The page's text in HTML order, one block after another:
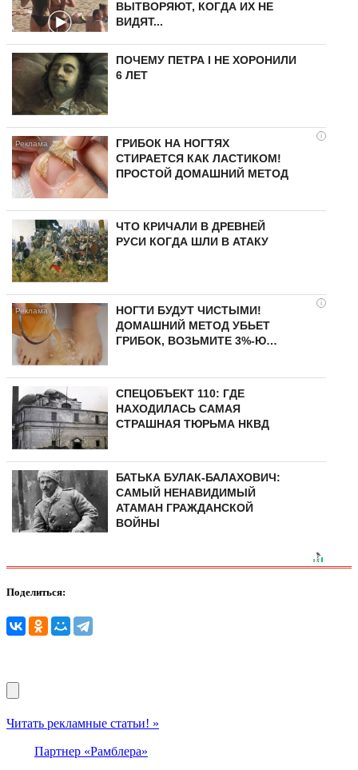
ВЫТВОРЯЮТ, КОГДА ИХ НЕ
ВИДЯТ...
ПОЧЕМУ ПЕТРА I НЕ ХОРОНИЛИ
6 ЛЕТ
i
ГРИБОК НА НОГТЯХ
СТИРАЕТСЯ КАК ЛАСТИКОМ!
ПРОСТОЙ ДОМАШНИЙ МЕТОД
ЧТО КРИЧАЛИ В ДРЕВНЕЙ
РУСИ КОГДА ШЛИ В АТАКУ
i
НОГТИ БУДУТ ЧИСТЫМИ!
ДОМАШНИЙ МЕТОД УБЬЕТ
ГРИБОК, ВОЗЬМИТЕ 3%-Ю…
СПЕЦОБЪЕКТ 110: ГДЕ
НАХОДИЛАСЬ САМАЯ
СТРАШНАЯ ТЮРЬМА НКВД
БАТЬКА БУЛАК-БАЛАХОВИЧ:
САМЫЙ НЕНАВИДИМЫЙ
АТАМАН ГРАЖДАНСКОЙ
ВОЙНЫ
Поделиться:
Читать рекламные статьи! »
Партнер «Рамблера»